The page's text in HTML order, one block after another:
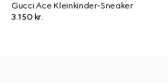
Gucci Ace Kleinkinder-Sneaker
3.150 kr.